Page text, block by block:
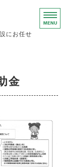
入江建設株
にお任せ
金